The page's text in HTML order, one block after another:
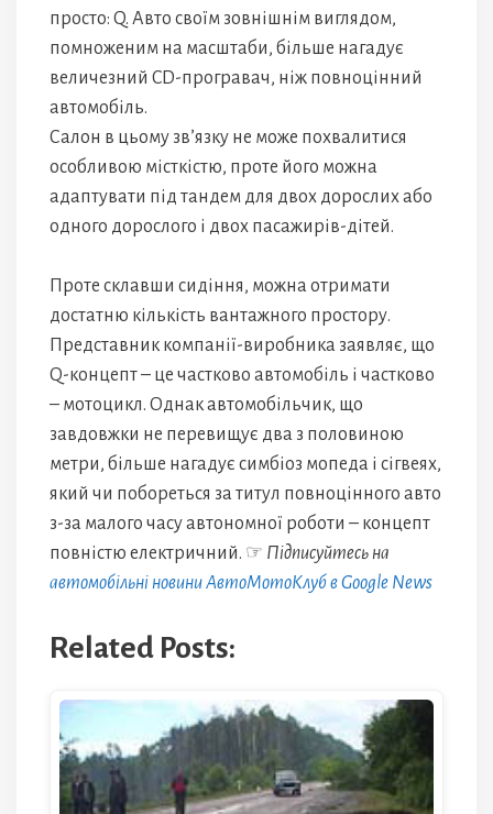
просто: Q. Авто своїм зовнішнім виглядом,
помноженим на масштаби, більше нагадує
величезний CD-програвач, ніж повноцінний
автомобіль.
Салон в цьому зв’язку не може похвалитися
особливою місткістю, проте його можна
адаптувати під тандем для двох дорослих або
одного дорослого і двох пасажирів-дітей.
Проте склавши сидіння, можна отримати
достатню кількість вантажного простору.
Представник компанії-виробника заявляє, що
Q-концепт – це частково автомобіль і частково
– мотоцикл. Однак автомобільчик, що
завдовжки не перевищує два з половиною
метри, більше нагадує симбіоз мопеда і сігвеях,
який чи побореться за титул повноцінного авто
з-за малого часу автономної роботи – концепт
повністю електричний. ☞ Підписуйтесь на
автомобільні новини АвтоМотоКлуб в Google News
Related Posts: